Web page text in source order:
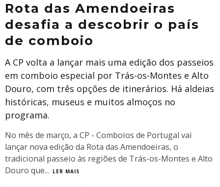
Rota das Amendoeiras
desafia a descobrir o país
de comboio
A CP volta a lançar mais uma edição dos passeios
em comboio especial por Trás-os-Montes e Alto
Douro, com três opções de itinerários. Há aldeias
históricas, museus e muitos almoços no
programa.
No mês de março, a CP - Comboios de Portugal vai
lançar nova edição da Rota das Amendoeiras, o
tradicional passeio às regiões de Trás-os-Montes e Alto
Douro que... LER MAIS